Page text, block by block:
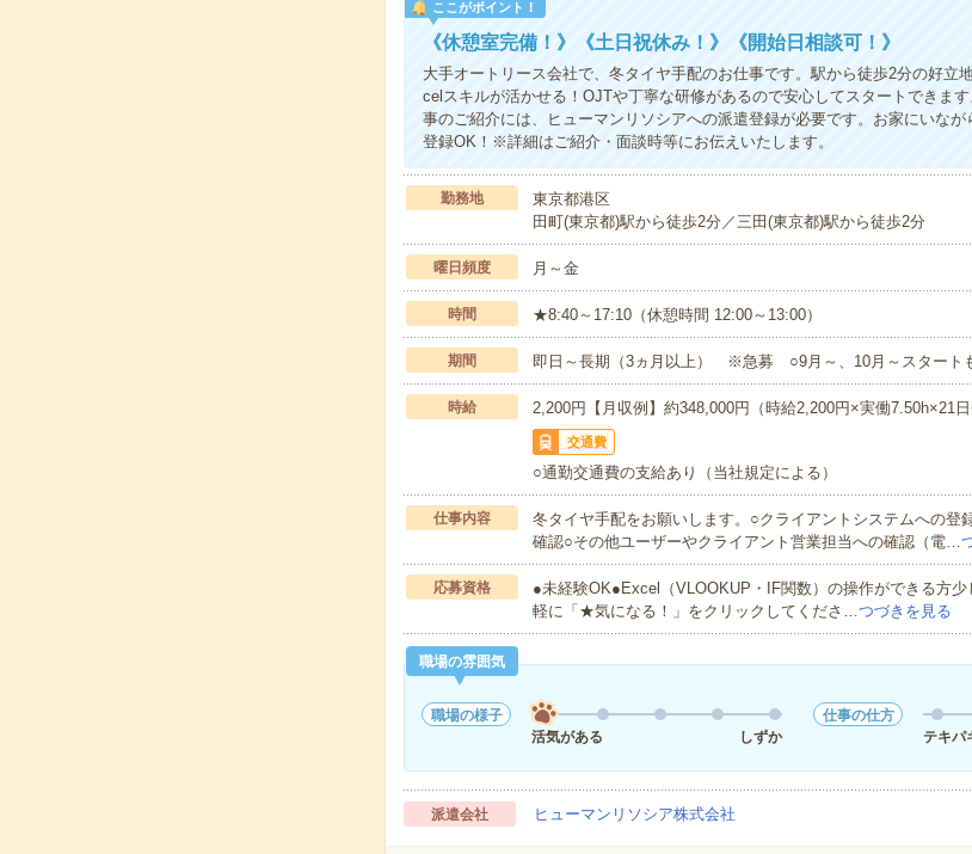
ここがポイント！
《休憩室完備！》《土日祝休み！》《開始日相談可！》
大手オートリース会社で、冬タイヤ手配のお仕事です。駅から徒歩2分の好立
celスキルが活かせる！OJTや丁寧な研修があるので安心してスタートできま
事のご紹介には、ヒューマンリソシアへの派遣登録が必要です。お家にいな
登録OK！※詳細はご紹介・面談時等にお伝えいたします。
勤務地
東京都港区
田町(東京都)駅から徒歩2分／三田(東京都)駅から徒歩2分
曜日頻度 月～金
時間 ★8:40～17:10（休憩時間 12:00～13:00）
期間 即日～長期（3ヵ月以上） ※急募 ○9月～、10月～スタート
時給 2,200円【月収例】約348,000円（時給2,200円×実働7.50h×21
交通費
○通勤交通費の支給あり（当社規定による）
仕事内容
冬タイヤ手配をお願いします。○クライアントシステムへの登
確認○その他ユーザーやクライアント営業担当への確認（電…
応募資格
●未経験OK●Excel（VLOOKUP・IF関数）の操作ができる方
軽に「★気になる！」をクリックしてくださ…つづきを見る
職場の雰囲気
職場の様子
活気がある
しずか
仕事の仕方
テキパ
派遣会社 ヒューマンリソシア株式会社